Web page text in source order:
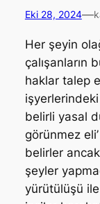
Eki 28, 2024—
Her şeyin
çalışanların
haklar talep
belirli yasal
görünmez
belirler
şeyler
yürütülüşü